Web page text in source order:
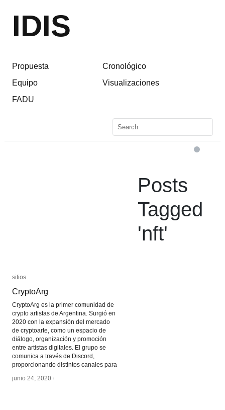
IDIS
Propuesta
Equipo
FADU
Cronológico
Visualizaciones
Posts
Tagged
'nft'
sitios
CryptoArg
CryptoArg es la primer comunidad de
crypto artistas de Argentina. Surgió en
2020 con la expansión del mercado
de cryptoarte, como un espacio de
diálogo, organización y promoción
entre artistas digitales. El grupo se
comunica a través de Discord,
proporcionando distintos canales para
junio 24, 2020 /
sitios
CryptoArg
junio 24, 2020 /